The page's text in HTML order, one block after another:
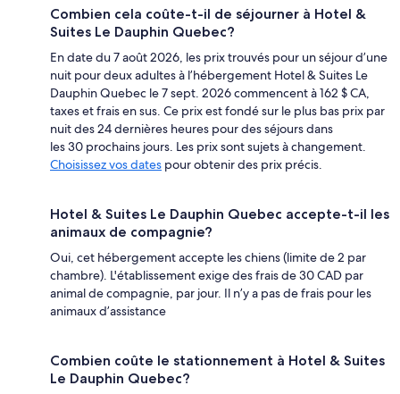
Combien cela coûte-t-il de séjourner à Hotel &
Suites Le Dauphin Quebec?
En date du 7 août 2026, les prix trouvés pour un séjour d’une
nuit pour deux adultes à l’hébergement Hotel & Suites Le
Dauphin Quebec le 7 sept. 2026 commencent à 162 $ CA,
taxes et frais en sus. Ce prix est fondé sur le plus bas prix par
nuit des 24 dernières heures pour des séjours dans
les 30 prochains jours. Les prix sont sujets à changement.
Choisissez vos dates pour obtenir des prix précis.
Hotel & Suites Le Dauphin Quebec accepte-t-il les
animaux de compagnie?
Oui, cet hébergement accepte les chiens (limite de 2 par
chambre). L'établissement exige des frais de 30 CAD par
animal de compagnie, par jour. Il n’y a pas de frais pour les
animaux d’assistance
Combien coûte le stationnement à Hotel & Suites
Le Dauphin Quebec?